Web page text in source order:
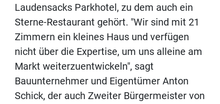
Laudensacks Parkhotel, zu dem auch ein
Sterne-Restaurant gehört. "Wir sind mit 21
Zimmern ein kleines Haus und verfügen
nicht über die Expertise, um uns alleine am
Markt weiterzuentwickeln", sagt
Bauunternehmer und Eigentümer Anton
Schick, der auch Zweiter Bürgermeister von